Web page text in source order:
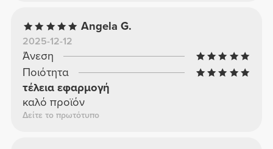
Angela G.
2025-12-12
Άνεση
Ποιότητα
τέλεια εφαρμογή
καλό προϊόν
Δείτε το πρωτότυπο